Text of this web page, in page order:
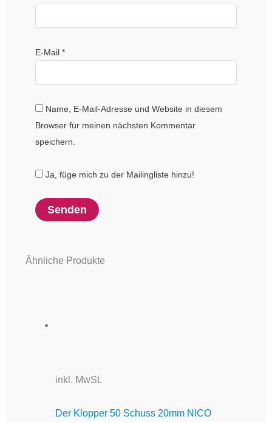
E-Mail*
Name, E-Mail-Adresse und Website in diesem
Browser für meinen nächsten Kommentar
speichern.
Ja, füge mich zu der Mailingliste hinzu!
Ähnliche Produkte
inkl. MwSt.
Der Klopper 50 Schuss 20mm NICO